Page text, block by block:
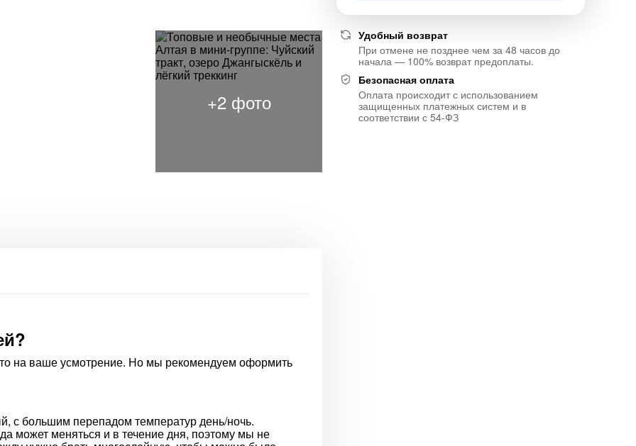
на ваше усмотрение. Но мы рекомендуем оформить
с большим перепадом температур день/ночь.
может меняться и в течение дня, поэтому мы не
Удобный возврат
При отмене не позднее чем за 48 часов до
начала — 100% возврат предоплаты.
Безопасная оплата
Оплата происходит с использованием
защищенных платежных систем и в
соответствии с 54-ФЗ